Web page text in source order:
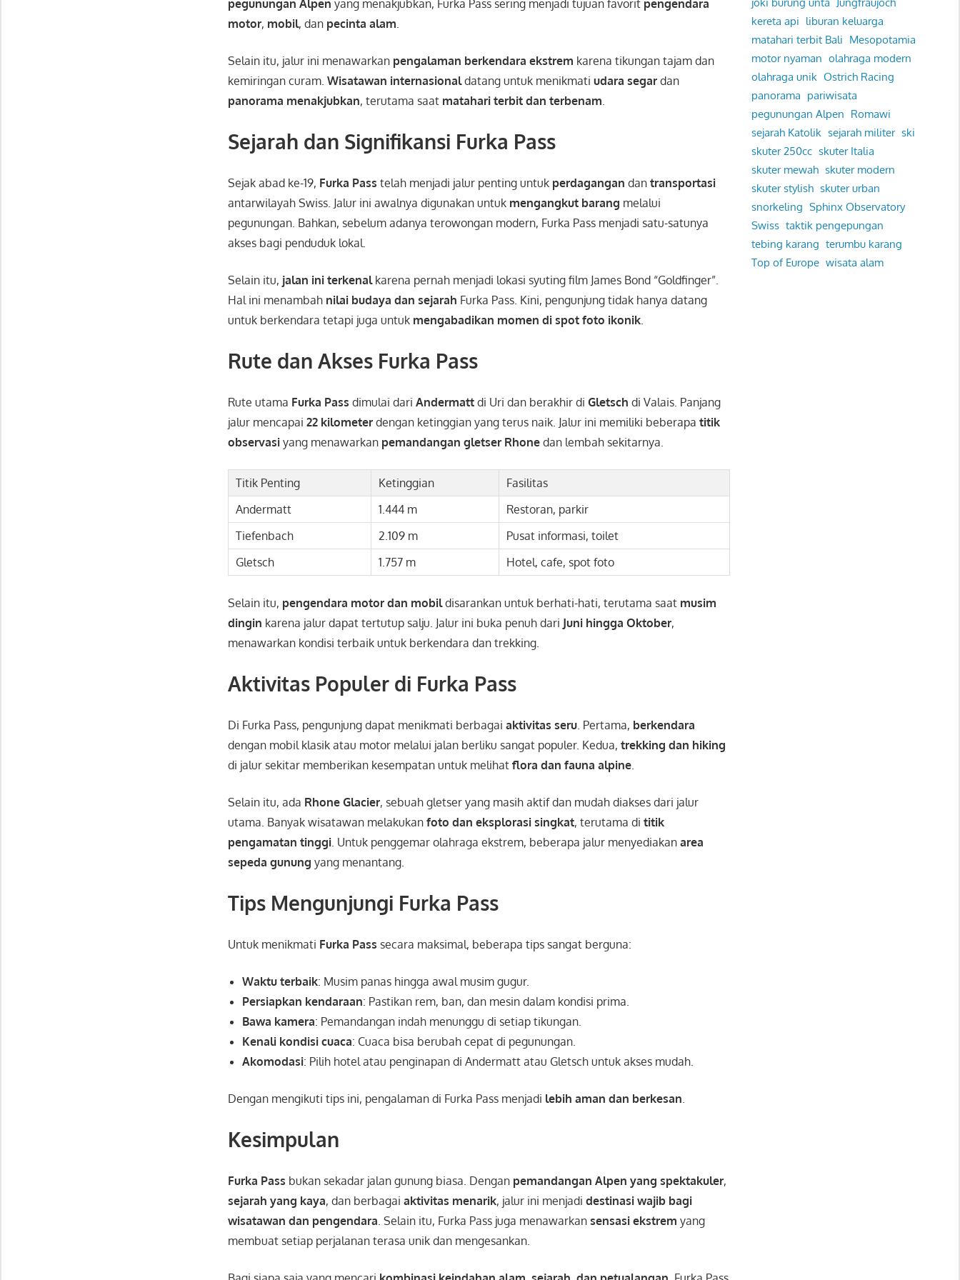
pegunungan Alpen yang menakjubkan, Furka Pass sering menjadi tujuan favorit pengendara
motor, mobil, dan pecinta alam
Selain itu, jalur ini menawarkan pengalaman berkendara ekstrem karena tikungan tajam dan
kemiringan curam.Wisatawan internasionaldatang untuk menikmatiudara segar dan
panorama menakjubkan, terutama saat matahari terbit dan terbenam
Sejarah dan Signifikansi Furka Pass
Sejak abad ke-19, Furka Pass telah menjadi jalur penting untuk perdagangan dantransportasi
antarwilayah Swiss. Jalur ini awalnya digunakan untuk mengangkut barang melalui
pegunungan. Bahkan, sebelum adanya terowongan modern, Furka Pass menjadi satu-satunya
akses bagi penduduk lokal.
Selain itu, jalan ini terkenalkarena pernah menjadi lokasi syuting film James Bond “Goldfinger”.
Hal ini menambah nilai budaya dan sejarah Furka Pass. Kini, pengunjung tidak hanya datang
untuk berkendara tetapi juga untuk mengabadikan momen di spot foto ikonik
Rute dan Akses Furka Pass
Rute utama Furka Pass dimulai dariAndermatt di Uri dan berakhir diGletsch di Valais. Panjang
jalur mencapai22 kilometer dengan ketinggian yang terus naik. Jalur ini memiliki beberapatitik
observasi yang menawarkan pemandangan gletser Rhone dan lembah sekitarnya.
Titik Penting Ketinggian
Fasilitas
Andermatt
1.444 m
Restoran, parkir
Tiefenbach
2.109 m
Pusat informasi, toilet
Gletsch
1.757 m Hotel, cafe, spot foto
Selain itu, pengendara motor dan mobildisarankan untuk berhati-hati, terutama saat musim
dingin karena jalur dapat tertutup salju. Jalur ini buka penuh dari Juni hingga Oktober,
menawarkan kondisi terbaik untuk berkendara dan trekking.
Aktivitas Populer di Furka Pass
Di Furka Pass, pengunjung dapat menikmati berbagaiaktivitas seru . Pertama, berkendara
dengan mobil klasik atau motor melalui jalan berliku sangat populer. Kedua,trekking dan hiking
di jalur sekitar memberikan kesempatan untuk melihatflora dan fauna alpine
Selain itu, ada Rhone Glacier, sebuah gletser yang masih aktif dan mudah diakses dari jalur
utama. Banyak wisatawan melakukanfoto dan eksplorasi singkat, terutama dititik
pengamatan tinggi . Untuk penggemar olahraga ekstrem, beberapa jalur menyediakanarea
sepeda gunung yang menantang.
Tips Mengunjungi Furka Pass
Untuk menikmati Furka Pass secara maksimal, beberapa tips sangat berguna:
Waktu terbaik: Musim panas hingga awal musim gugur.
Persiapkan kendaraan: Pastikan rem, ban, dan mesin dalam kondisi prima.
Bawa kamera: Pemandangan indah menunggu di setiap tikungan.
Kenali kondisi cuaca: Cuaca bisa berubah cepat di pegunungan.
Akomodasi: Pilih hotel atau penginapan di Andermatt atau Gletsch untuk akses mudah.
Dengan mengikuti tips ini, pengalaman di Furka Pass menjadi lebih aman dan berkesan
Kesimpulan
Furka Pass bukan sekadar jalan gunung biasa. Dengan pemandangan Alpen yang spektakuler,
sejarah yang kaya, dan berbagaiaktivitas menarik, jalur ini menjadidestinasi wajib bagi
wisatawan dan pengendara . Selain itu, Furka Pass juga menawarkansensasi ekstrem yang
membuat setiap perjalanan terasa unik dan mengesankan.
kereta api liburan keluarga
matahari terbit Bali Mesopotamia
motor nyaman olahraga modern
olahraga unik Ostrich Racing
panorama pariwisata
pegunungan Alpen Romawi
sejarah Katolik sejarah militer ski
skuter 250cc skuter Italia
skuter mewah skuter modern
skuter stylish skuter urban
snorkeling Sphinx Observatory
Swiss taktik pengepungan
tebing karang terumbu karang
Top of Europe wisata alam